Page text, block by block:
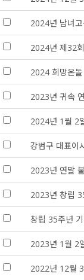
2024년 남녀
2024년 제32
2024 희망온
2023년 귀속
2024년 1월 2
강범구 대표이
2023년 연말
2023년 창립
창립 35주년
2023년 1월 2
2022년 12월